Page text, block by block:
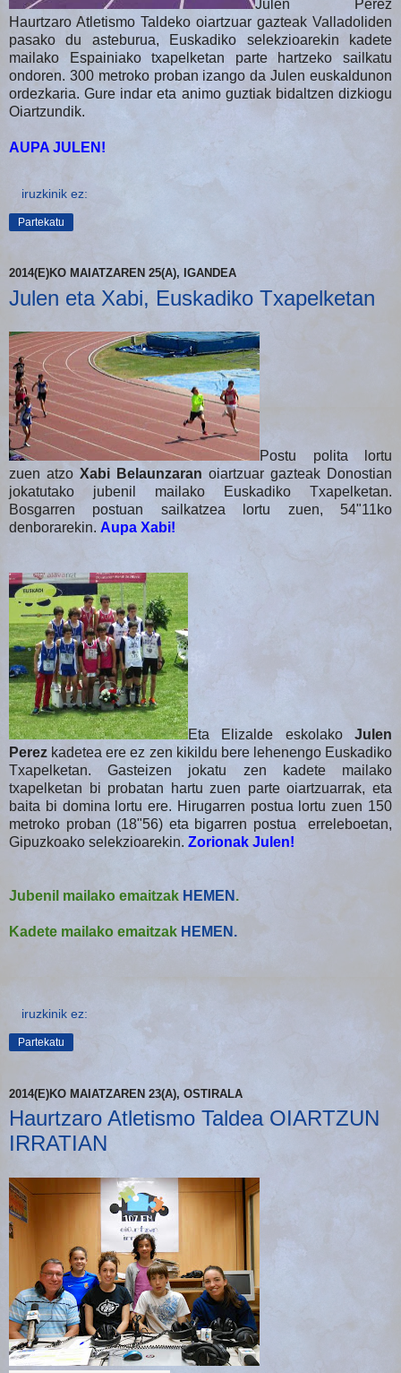
Julen Perez
Haurtzaro Atletismo Taldeko oiartzuar gazteak Valladoliden
pasako du asteburua, Euskadiko selekzioarekin kadete
mailako Espainiako txapelketan parte hartzeko sailkatu
ondoren. 300 metroko proban izango da Julen euskaldunon
ordezkaria. Gure indar eta animo guztiak bidaltzen dizkiogu
Oiartzundik.
AUPA JULEN!
iruzkinik ez:
Partekatu
2014(E)KO MAIATZAREN 25(A), IGANDEA
Julen eta Xabi, Euskadiko Txapelketan
Postu polita lortu
zuen atzo Xabi Belaunzaran oiartzuar gazteak Donostian
jokatutako jubenil mailako Euskadiko Txapelketan.
Bosgarren postuan sailkatzea lortu zuen, 54"11ko
denborarekin. Aupa Xabi!
Eta Elizalde eskolako Julen
Perez kadetea ere ez zen kikildu bere lehenengo Euskadiko
Txapelketan. Gasteizen jokatu zen kadete mailako
txapelketan bi probatan hartu zuen parte oiartzuarrak, eta
baita bi domina lortu ere. Hirugarren postua lortu zuen 150
metroko proban (18"56) eta bigarren postua erreleboetan,
Gipuzkoako selekzioarekin. Zorionak Julen!
Jubenil mailako emaitzak HEMEN .
Kadete mailako emaitzak HEMEN.
iruzkinik ez:
Partekatu
2014(E)KO MAIATZAREN 23(A), OSTIRALA
Haurtzaro Atletismo Taldea OIARTZUN
IRRATIAN